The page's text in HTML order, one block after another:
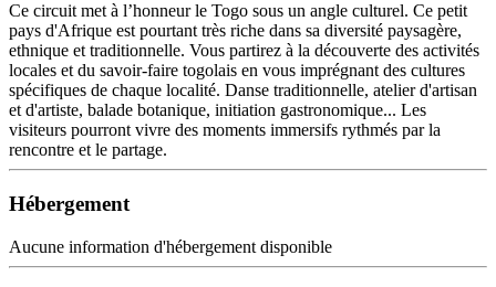
Ce circuit met à l’honneur le Togo sous un angle culturel. Ce petit
pays d'Afrique est pourtant très riche dans sa diversité paysagère,
ethnique et traditionnelle. Vous partirez à la découverte des activités
locales et du savoir-faire togolais en vous imprégnant des cultures
spécifiques de chaque localité. Danse traditionnelle, atelier d'artisan
et d'artiste, balade botanique, initiation gastronomique... Les
visiteurs pourront vivre des moments immersifs rythmés par la
rencontre et le partage.
Hébergement
Aucune information d'hébergement disponible